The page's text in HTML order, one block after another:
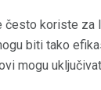
često koriste za
biti tako
mogu